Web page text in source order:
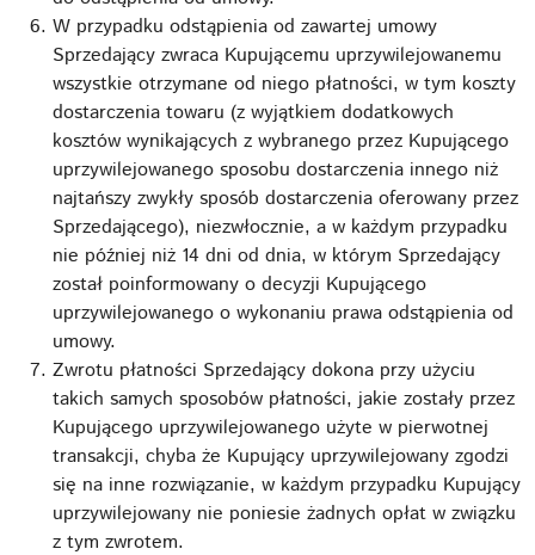
W przypadku odstąpienia od zawartej umowy
Sprzedający zwraca Kupującemu uprzywilejowanemu
wszystkie otrzymane od niego płatności, w tym koszty
dostarczenia towaru (z wyjątkiem dodatkowych
kosztów wynikających z wybranego przez Kupującego
uprzywilejowanego sposobu dostarczenia innego niż
najtańszy zwykły sposób dostarczenia oferowany przez
Sprzedającego), niezwłocznie, a w każdym przypadku
nie później niż 14 dni od dnia, w którym Sprzedający
został poinformowany o decyzji Kupującego
uprzywilejowanego o wykonaniu prawa odstąpienia od
umowy.
Zwrotu płatności Sprzedający dokona przy użyciu
takich samych sposobów płatności, jakie zostały przez
Kupującego uprzywilejowanego użyte w pierwotnej
transakcji, chyba że Kupujący uprzywilejowany zgodzi
się na inne rozwiązanie, w każdym przypadku Kupujący
uprzywilejowany nie poniesie żadnych opłat w związku
z tym zwrotem.